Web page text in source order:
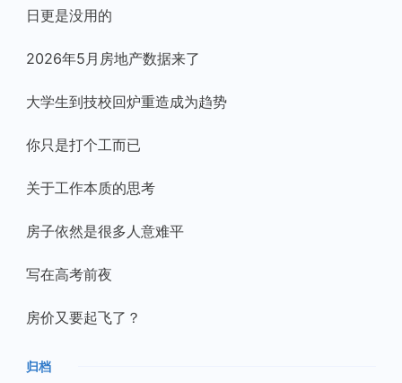
日更是没用的
2026年5月房地产数据来了
大学生到技校回炉重造成为趋势
你只是打个工而已
关于工作本质的思考
房子依然是很多人意难平
写在高考前夜
房价又要起飞了？
归档